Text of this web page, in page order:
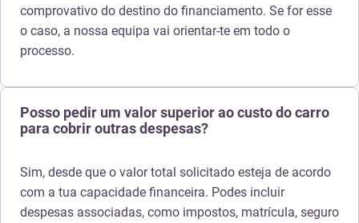
comprovativo do destino do financiamento. Se for esse
o caso, a nossa equipa vai orientar-te em todo o
processo.
Posso pedir um valor superior ao custo do carro
para cobrir outras despesas?
Sim, desde que o valor total solicitado esteja de acordo
com a tua capacidade financeira. Podes incluir
despesas associadas, como impostos, matrícula, seguro